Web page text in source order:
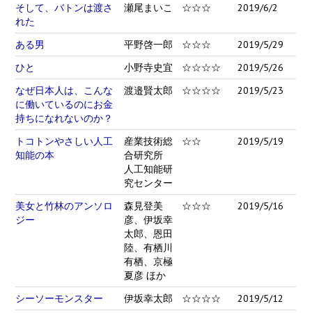
そして、バトンは渡さ
れた
瀬尾まいこ ☆☆☆ 2019/6/2
ある男 平野啓一郎 ☆☆☆
2019/5/29
ひと
小野寺史宜 ☆☆☆☆
2019/5/26
なぜ日本人は、こんな
に働いているのにお金
持ちになれないのか？
渡邉賢太郎 ☆☆☆☆ 2019/5/23
トコトンやさしい人工
知能の本
産業技術総
合研究所
人工知能研
究センター
☆☆ 2019/5/19
美女と竹林のアンソロ
ジー
森見登美
彦、伊坂幸
太郎、恩田
陸、有栖川
有栖、京極
夏彦 ほか
☆☆☆ 2019/5/16
シーソーモンスター 伊坂幸太郎 ☆☆☆☆
2019/5/12